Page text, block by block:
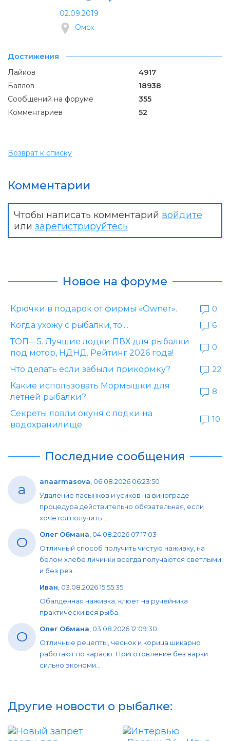
02.09.2019
Омск
Достижения
Лайков
4917
Баллов
18938
Сообщений на форуме
355
Комментариев
52
Возврат к списку
Комментарии
Чтобы написать комментарий войдите
или зарегистрируйтесь
Новое на форуме
Крючки в подарок от фирмы «Owner».
0
Когда ухожу с рыбалки, то....
6
ТОП—5. Лучшие лодки ПВХ для рыбалки
под мотор, НДНД. Рейтинг 2026 года!
0
Что делать если забыли прикормку?
22
Какие использовать Мормышки для
летней рыбалки?
8
Секреты ловли окуня с лодки на
водохранилище
10
Последние сообщения
a anaarmasova 06.08.2026 06:23:50
Удаление пасынков и усиков на винограде
процедура действительно обязательная, если
хочется получить ...
О Олег Обмана 04.08.2026 07:17:03
Отличный способ получить чистую наживку, на
белом хлебе личинки всегда получаются светлыми
и без рез...
Иван 03.08.2026 15:55:35
Обалденная наживка, клюет на ручейника
практически вся рыба.
О Олег Обмана 03.08.2026 12:09:30
Отличные рецепты, чеснок и корица шикарно
работают по карасю. Приготовление без варки
сильно экономи...
Другие новости о рыбалке: